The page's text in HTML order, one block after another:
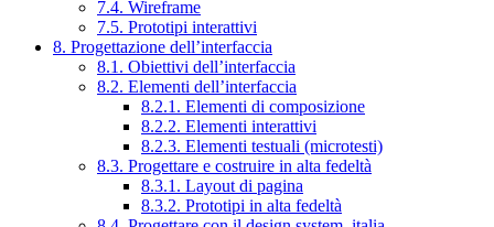
7.4. Wireframe
7.5. Prototipi interattivi
8. Progettazione dell’interfaccia
8.1. Obiettivi dell’interfaccia
8.2. Elementi dell’interfaccia
8.2.1. Elementi di composizione
8.2.2. Elementi interattivi
8.2.3. Elementi testuali (microtesti)
8.3. Progettare e costruire in alta fedeltà
8.3.1. Layout di pagina
8.3.2. Prototipi in alta fedeltà